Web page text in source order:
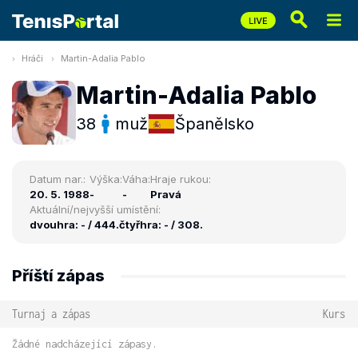
Hráči Martin-Adalia Pablo
Martin-Adalia Pablo
38 muž Španělsko
Datum nar.:
20. 5. 1988
Výška:
-
Váha:
-
Hraje rukou:
Pravá
Aktuální/nejvyšší umístění:
dvouhra: - / 444.čtyřhra: - / 308.
Příští zápas
Turnaj a zápas Kurs
Žádné nadcházející zápasy.